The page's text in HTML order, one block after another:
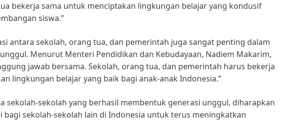
bekerja sama untuk menciptakan lingkungan belajar yang kondusif
siswa.”
antara sekolah, orang tua, dan pemerintah juga sangat penting dalam
Menurut Menteri Pendidikan dan Kebudayaan, Nadiem Makarim,
jawab bersama. Sekolah, orang tua, dan pemerintah harus bekerja
lingkungan belajar yang baik bagi anak-anak Indonesia.”
sekolah-sekolah yang berhasil membentuk generasi unggul, diharapkan
bagi sekolah-sekolah lain di Indonesia untuk terus meningkatkan